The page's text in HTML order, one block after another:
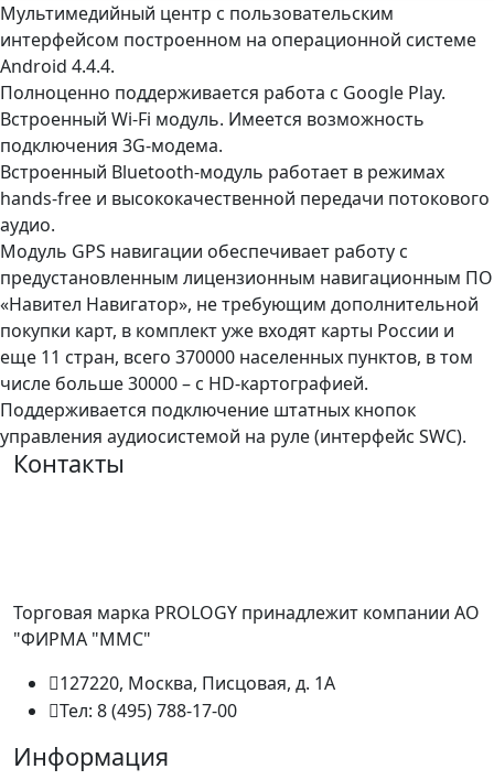
Мультимедийный центр с пользовательским
интерфейсом построенном на операционной системе
Android 4.4.4.
Полноценно поддерживается работа с Google Play.
Встроенный Wi-Fi модуль. Имеется возможность
подключения 3G-модема.
Встроенный Bluetooth-модуль работает в режимах
hands-free и высококачественной передачи потокового
аудио.
Модуль GPS навигации обеспечивает работу c
предустановленным лицензионным навигационным ПО
«Навител Навигатор», не требующим дополнительной
покупки карт, в комплект уже входят карты России и
еще 11 стран, всего 370000 населенных пунктов, в том
числе больше 30000 – с HD-картографией.
Поддерживается подключение штатных кнопок
управления аудиосистемой на руле (интерфейс SWC).
Контакты
Торговая марка PROLOGY принадлежит компании АО
"ФИРМА "ММС"
127220, Москва, Писцовая, д. 1А
Тел: 8 (495) 788-17-00
Информация